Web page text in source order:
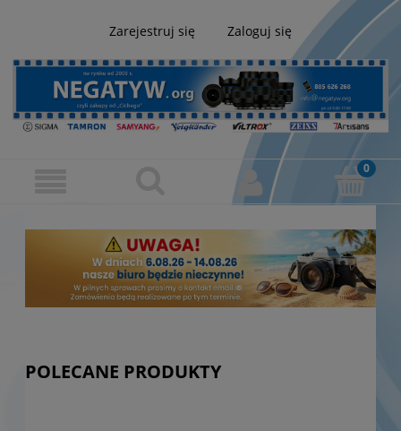
Zarejestruj się Zaloguj się
POLECANE PRODUKTY